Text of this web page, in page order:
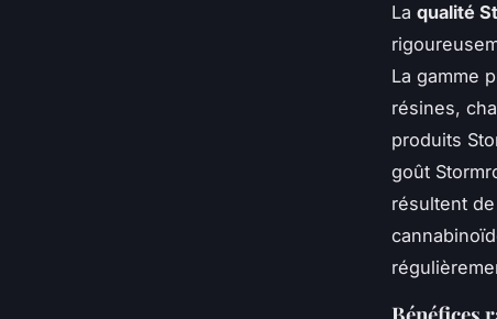
La qualité
La gamme
résines,
produits
goût
résultent